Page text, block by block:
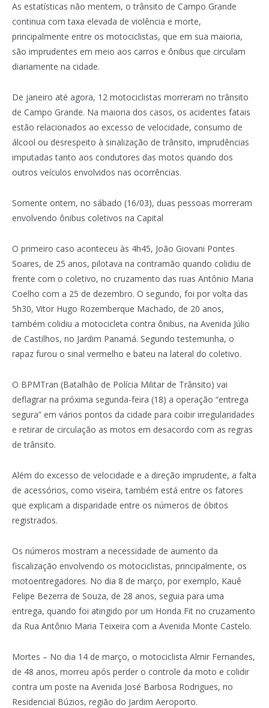
As estatísticas não mentem, o trânsito de Campo Grande
continua com taxa elevada de violência e morte,
principalmente entre os motociclistas, que em sua maioria,
são imprudentes em meio aos carros e ônibus que circulam
diariamente na cidade.
De janeiro até agora, 12 motociclistas morreram no trânsito
de Campo Grande. Na maioria dos casos, os acidentes fatais
estão relacionados ao excesso de velocidade, consumo de
álcool ou desrespeito à sinalização de trânsito, imprudências
imputadas tanto aos condutores das motos quando dos
outros veículos envolvidos nas ocorrências.
Somente ontem, no sábado (16/03), duas pessoas morreram
envolvendo ônibus coletivos na Capital
O primeiro caso aconteceu às 4h45, João Giovani Pontes
Soares, de 25 anos, pilotava na contramão quando colidiu de
frente com o coletivo, no cruzamento das ruas Antônio Maria
Coelho com a 25 de dezembro. O segundo, foi por volta das
5h30, Vitor Hugo Rozemberque Machado, de 20 anos,
também colidiu a motocicleta contra ônibus, na Avenida Júlio
de Castilhos, no Jardim Panamá. Segundo testemunha, o
rapaz furou o sinal vermelho e bateu na lateral do coletivo.
O BPMTran (Batalhão de Polícia Militar de Trânsito) vai
deflagrar na próxima segunda-feira (18) a operação “entrega
segura” em vários pontos da cidade para coibir irregularidades
e retirar de circulação as motos em desacordo com as regras
de trânsito.
Além do excesso de velocidade e a direção imprudente, a falta
de acessórios, como viseira, também está entre os fatores
que explicam a disparidade entre os números de óbitos
registrados.
Os números mostram a necessidade de aumento da
fiscalização envolvendo os motociclistas, principalmente, os
motoentregadores. No dia 8 de março, por exemplo, Kauê
Felipe Bezerra de Souza, de 28 anos, seguia para uma
entrega, quando foi atingido por um Honda Fit no cruzamento
da Rua Antônio Maria Teixeira com a Avenida Monte Castelo.
Mortes – No dia 14 de março, o motociclista Almir Fernandes,
de 48 anos, morreu após perder o controle da moto e colidir
contra um poste na Avenida José Barbosa Rodrigues, no
Residencial Búzios, região do Jardim Aeroporto.